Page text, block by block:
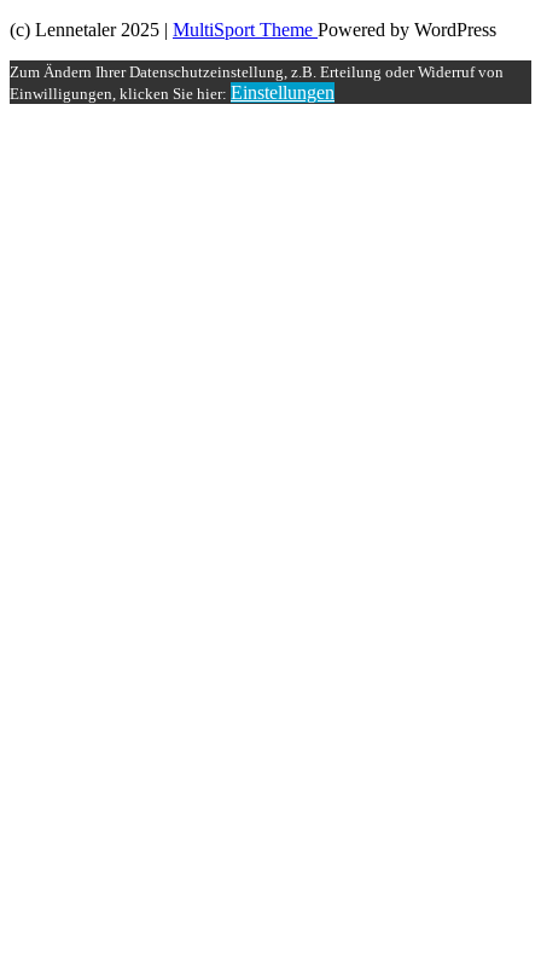
(c) Lennetaler 2025 | MultiSport Theme Powered by WordPress
Zum Ändern Ihrer Datenschutzeinstellung, z.B. Erteilung oder Widerruf von
Einwilligungen, klicken Sie hier: Einstellungen